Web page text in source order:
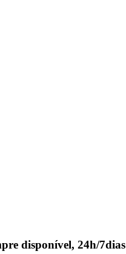
disponível, 24h/7dias